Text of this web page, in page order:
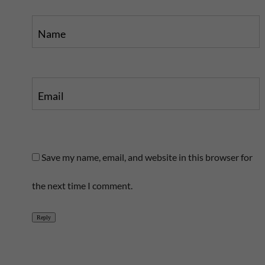
Name
Email
Save my name, email, and website in this browser for
the next time I comment.
Reply